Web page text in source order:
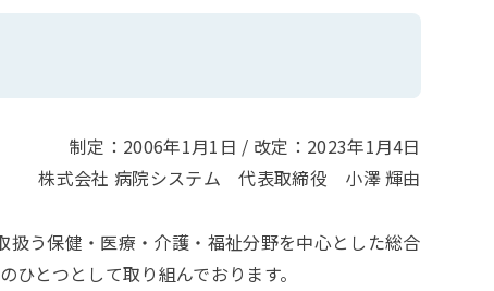
制定：2006年1月1日 / 改定：2023年1月4日
株式会社 病院システム 代表取締役 小澤 輝由
う保健・医療・介護・福祉分野を中心とした総合
とつとして取り組んでおります。